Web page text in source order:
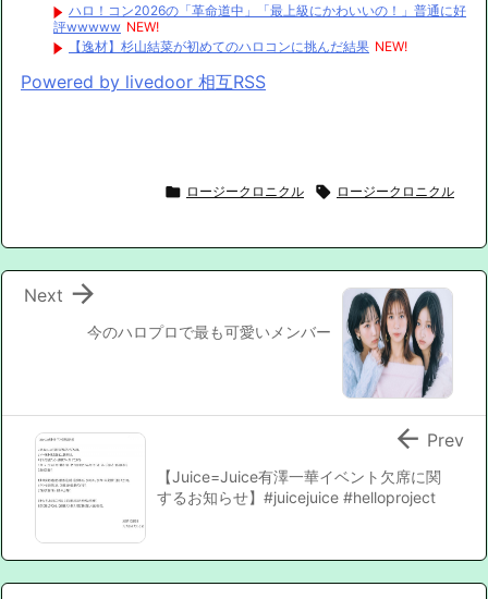
ハロ！コン2026の「革命道中」「最上級にかわいいの！」普通に好
評wwwww NEW!
【逸材】杉山結菜が初めてのハロコンに挑んだ結果 NEW!
Powered by livedoor 相互RSS
 ロージークロニクル  ロージークロニクル
今のハロプロで最も可愛いメンバー

Next
【Juice=Juice有澤一華イベント欠席に関
するお知らせ】#juicejuice #helloproject
 Prev